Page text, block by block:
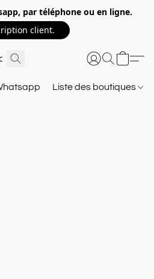
par téléphone ou en ligne.
client.
Liste des boutiques